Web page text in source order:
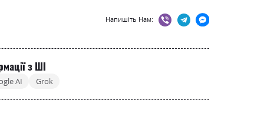
Напишіть Нам:
з ШІ
AI Grok